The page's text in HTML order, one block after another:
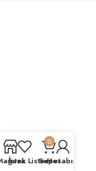
İstek Listesi
0
Sepet
Hesabım